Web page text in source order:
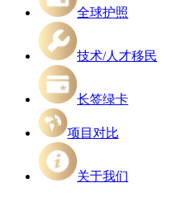
全球护照
技术/人才移民
长签绿卡
项目对比
关于我们